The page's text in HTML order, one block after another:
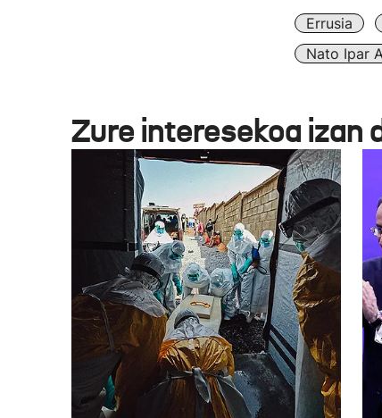
Errusia
Nato Ipar
Zure interesekoa izan